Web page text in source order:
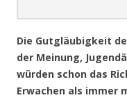
Die Gutgläubigkeit
der Meinung,
würden schon das
Erwachen als immer